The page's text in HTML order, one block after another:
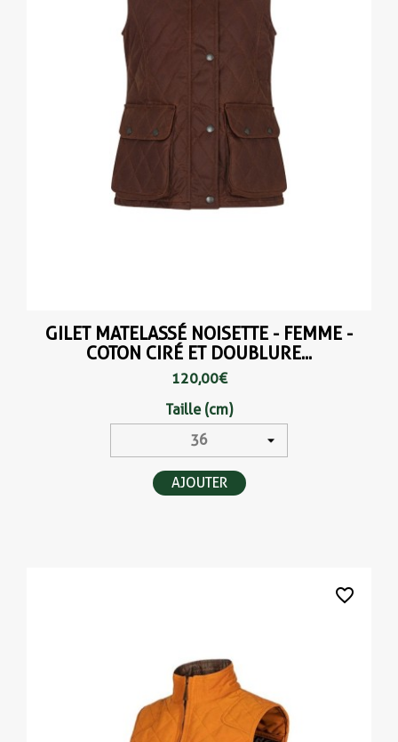
GILET MATELASSÉ NOISETTE - FEMME -
COTON CIRÉ ET DOUBLURE...
120,00 €
Taille (cm)
AJOUTER
favorite_border